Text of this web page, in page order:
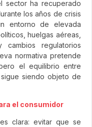
sector ha recuperado
los años de crisis
entorno de elevada
huelgas aéreas,
cambios regulatorios
normativa pretende
el equilibrio entre
siendo objeto de
el consumidor
clara: evitar que se